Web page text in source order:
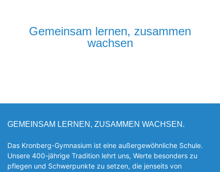
Gemeinsam lernen, zusammen
wachsen
GEMEINSAM LERNEN, ZUSAMMEN WACHSEN.
Das Kronberg-Gymnasium ist eine außergewöhnliche Schule.
Unsere 400-jährige Tradition lehrt uns, Werte besonders zu
pflegen und Schwerpunkte zu setzen, die jen­seits von